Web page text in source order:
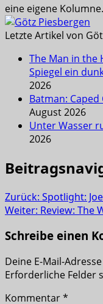
eine eigene
Letzte Artikel von
The Man in the
Spiegel ein
2026
Batman:
August 2026
Unter Wasser
2026
Zurück: Spotlight:
Weiter: Review: The
Schreibe einen
Deine E-Mail-
Erforderliche Felder
Kommentar*